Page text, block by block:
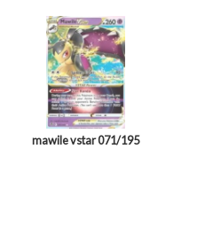
mawile vstar 071/195